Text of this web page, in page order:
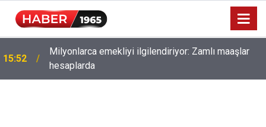
15:52
Milyonlarca emekliyi ilgilendiriyor: Zamlı maaşlar
hesaplarda